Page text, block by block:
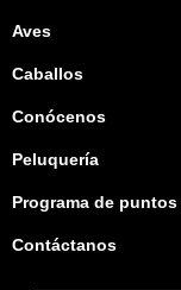
Aves
Caballos
Conócenos
Peluquería
Programa de puntos
Contáctanos